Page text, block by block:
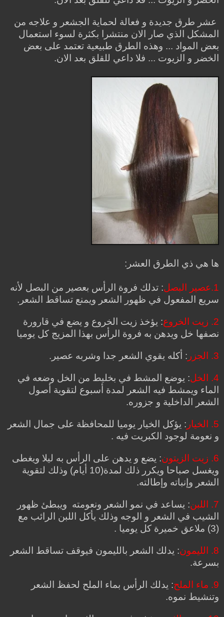
عشر طرق جديدة و فعالة لحماية الجشعر و علاجه من
المشكل الذي صار الان منتشرا بكثرة لسوء استعمال
بعض المواد ... وهذه الطرق طبيعية تعتمد على بعض
الخضر و الزيوت ... فلا داعي للقلق بعد الان.
ها هي ذي الطرق العشر:
1.عصير البصل
: تدلك فروة الرأس بعصير من البصل لأنه
سريع المفعول في ظهور الشعر ويمنع تساقط الشعر.
2. زيت الخروع
: يؤخذ زيت الخروع و يضع في قارورة
نصفها خل ويدهن به فروة الرأس بهذا المزيج كل يوميا
3. الجزر : أكله يقوي الشعر جدا وشربه عصير.
4. الخل
: يوضع المشط في بخليط من الخل وضعه في
الماء ويمشط فيه الشعر لمدة أسبوع لتقوية أصول
الشعر الداخلية و جزوره.
5. الخيار
: يؤكل الخيار يوميا للمحافظة على جمال الشعر
و نعومة لوجود الكبريت فيه .
6. زيت الزيتون
: يضع و يدهن على الرأس به ليلا ويغطى
ويغسل صباحا ويكرر ذلك لمدة(10 أيام) وذلك لتقوية
الشعر وإنباته وإطالته.
7. اللبن
: يساعد في نمو الشعر ونعومته ويبطئ ظهور
الشيب في الشعر و الوجه وذلك يأكل اللبن الرائب مع
(3) ملاعق خميرة كل يوميا .
8. الليمون
: يدلك الشعر بالليمون فيوقف تساقط الشعر
بسرعة.
9. ماء الملح
: يدلك الرأس بماء الملح لحفظ الشعر
وتنشيط نموه.